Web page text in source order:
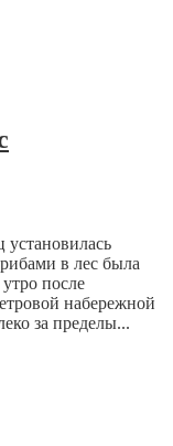
в лес была
после
набережной
за пределы...